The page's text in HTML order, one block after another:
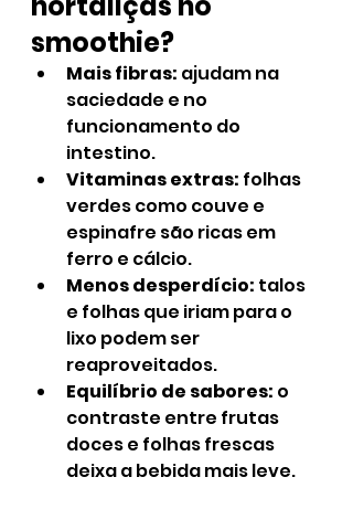
smoothie?
Mais fibras: ajudam na
saciedade e no
funcionamento do
intestino.
Vitaminas extras: folhas
verdes como couve e
espinafre são ricas em
ferro e cálcio.
Menos desperdício: talos
e folhas que iriam para o
lixo podem ser
reaproveitados.
Equilíbrio de sabores: o
contraste entre frutas
doces e folhas frescas
deixa a bebida mais leve.